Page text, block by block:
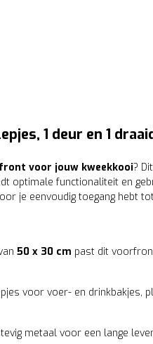
1 deur en 1
voor jouw kweekkooi? Dit
optimale functionaliteit en
je eenvoudig toegang hebt
50 x 30 cm past dit
voor voer- en drinkbakjes,
metaal voor een lange